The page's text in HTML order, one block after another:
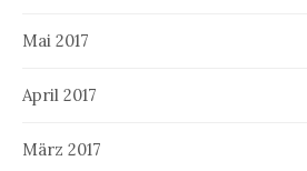
Mai 2017
April 2017
März 2017